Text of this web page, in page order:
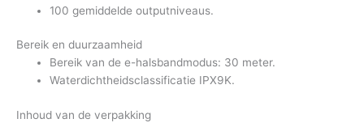
100 gemiddelde outputniveaus.
Bereik en duurzaamheid
Bereik van de e-halsbandmodus: 30 meter.
Waterdichtheidsclassificatie IPX9K.
Inhoud van de verpakking